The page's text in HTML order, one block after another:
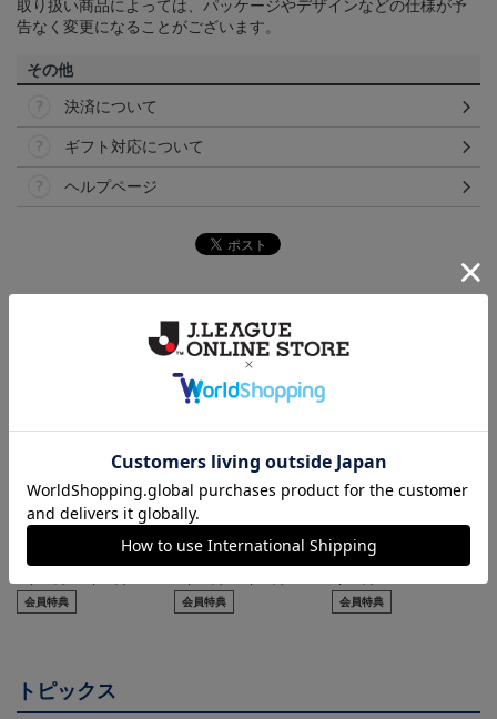
取り扱い商品によっては、パッケージやデザインなどの仕様が予
告なく変更になることがございます。
その他
決済について
ギフト対応について
ヘルプページ
26/27 レプリカユニフォ
会員特典
26/27 オーセンティック
会員特典
コンフィットシャツ（20
会員特典
トピックス